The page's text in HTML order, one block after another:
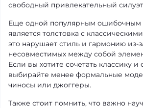
свободный привлекательный
Еще одной популярным ошибочным
является толстовка с
это нарушает стиль и гармонию из-
несовместимых между собой
Если вы хотите сочетать классику
выбирайте менее формальные
чиносы или джоггеры.
Также стоит помнить, что важно